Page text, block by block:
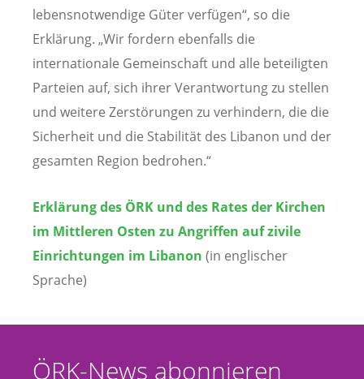
lebensnotwendige Güter verfügen“, so die
Erklärung. „Wir fordern ebenfalls die
internationale Gemeinschaft und alle beteiligten
Parteien auf, sich ihrer Verantwortung zu stellen
und weitere Zerstörungen zu verhindern, die die
Sicherheit und die Stabilität des Libanon und der
gesamten Region bedrohen.“
Erklärung des ÖRK und des Rates der Kirchen
im Mittleren Osten zu Angriffen auf zivile
Einrichtungen im Libanon (in englischer
Sprache)
ÖRK-News abonnieren